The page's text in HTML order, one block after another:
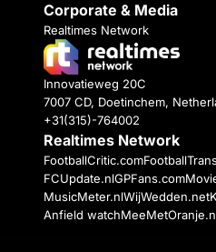
Corporate & Media
Realtimes Network
Innovatieweg 20C
7007 CD, Doetinchem,
+31(315)-764002
Realtimes Network
FootballCritic.com
FCUpdate.nlGPFans.com
MusicMeter.nlWijWedden.net
Anfield watch